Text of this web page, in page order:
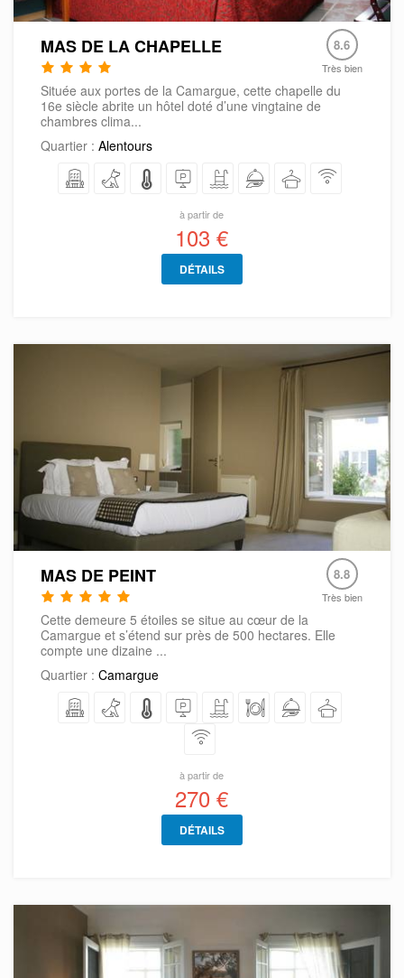
MAS DE LA CHAPELLE 8.6
Très bien
Située aux portes de la Camargue, cette chapelle du
16e siècle abrite un hôtel doté d’une vingtaine de
chambres clima...
Quartier : Alentours
à partir de
103 €
DÉTAILS
MAS DE PEINT 8.8
Très bien
Cette demeure 5 étoiles se situe au cœur de la
Camargue et s’étend sur près de 500 hectares. Elle
compte une dizaine ...
Quartier : Camargue
à partir de
270 €
DÉTAILS